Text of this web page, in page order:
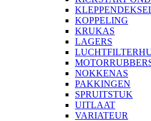
KOPPELING
KRUKAS
LAGERS
NOKKENAS
PAKKINGEN
SPRUITSTUK
UITLAAT
VARIATEUR